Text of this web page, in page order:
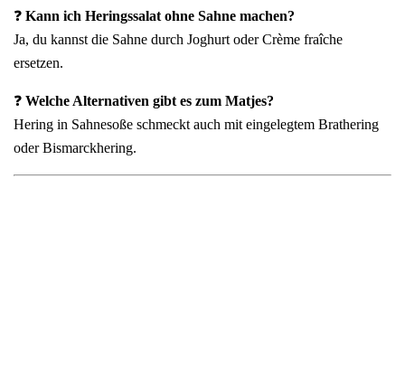
❓ Kann ich Heringssalat ohne Sahne machen?
Ja, du kannst die Sahne durch Joghurt oder Crème fraîche
ersetzen.
❓ Welche Alternativen gibt es zum Matjes?
Hering in Sahnesoße schmeckt auch mit eingelegtem Brathering
oder Bismarckhering.